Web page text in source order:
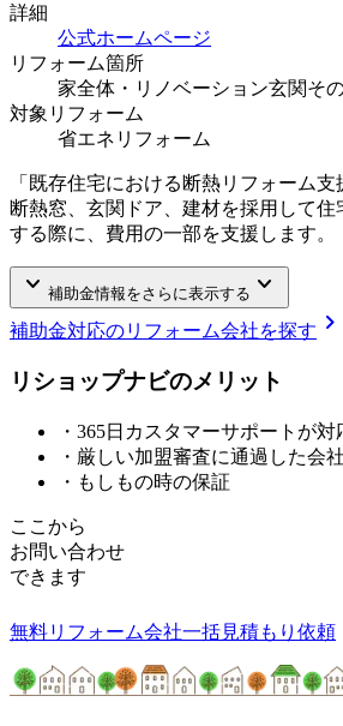
詳細
公式ホームページ
リフォーム箇所
家全体・リノベーション玄関そ
対象リフォーム
省エネリフォーム
「既存住宅における断熱リフォーム
断熱窓、玄関ドア、建材を採用して
する際に、費用の一部を支援します。
keyboard_arrow_down 補助金情報をさらに表示する keyboard_arrow_down
補助金対応のリフォーム会社を探す chevron_right
リショップナビのメ リ ッ ト
・365日カスタマーサポートが対
・厳しい加盟審査に通過した会
・もしもの時の保証
ここから
お問い合わせ
できます
無料リフォーム会社一括見積もり依頼